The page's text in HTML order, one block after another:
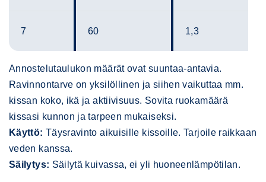
7 60 1,3
Annostelutaulukon määrät ovat suuntaa-antavia.
Ravinnontarve on yksilöllinen ja siihen vaikuttaa mm.
kissan koko, ikä ja aktiivisuus. Sovita ruokamäärä
kissasi kunnon ja tarpeen mukaiseksi.
Käyttö: Täysravinto aikuisille kissoille. Tarjoile raikkaan
veden kanssa.
Säilytys: Säilytä kuivassa, ei yli huoneenlämpötilan.